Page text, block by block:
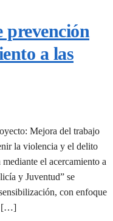
prevención
a las
Mejora del trabajo
la violencia y el delito
el acercamiento a
y Juventud” se
con enfoque
[…]